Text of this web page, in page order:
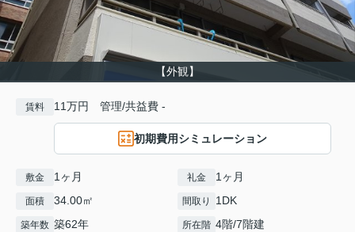
【外観】
賃料 11万円 管理/共益費 -
初期費用シミュレーション
敷金 1ヶ月 礼金 1ヶ月
面積 34.00㎡ 間取り 1DK
築年数 築62年 所在階 4階/7階建